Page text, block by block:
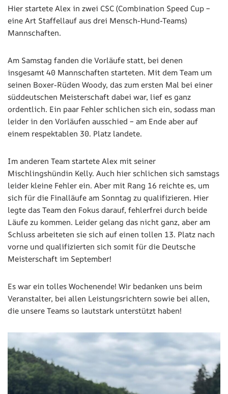
Hier startete Alex in zwei CSC (Combination Speed Cup –
eine Art Staffellauf aus drei Mensch-Hund-Teams)
Mannschaften.
Am Samstag fanden die Vorläufe statt, bei denen
insgesamt 40 Mannschaften starteten. Mit dem Team um
seinen Boxer-Rüden Woody, das zum ersten Mal bei einer
süddeutschen Meisterschaft dabei war, lief es ganz
ordentlich. Ein paar Fehler schlichen sich ein, sodass man
leider in den Vorläufen ausschied – am Ende aber auf
einem respektablen 30. Platz landete.
Im anderen Team startete Alex mit seiner
Mischlingshündin Kelly. Auch hier schlichen sich samstags
leider kleine Fehler ein. Aber mit Rang 16 reichte es, um
sich für die Finalläufe am Sonntag zu qualifizieren. Hier
legte das Team den Fokus darauf, fehlerfrei durch beide
Läufe zu kommen. Leider gelang das nicht ganz, aber am
Schluss arbeiteten sie sich auf einen tollen 13. Platz nach
vorne und qualifizierten sich somit für die Deutsche
Meisterschaft im September!
Es war ein tolles Wochenende! Wir bedanken uns beim
Veranstalter, bei allen Leistungsrichtern sowie bei allen,
die unsere Teams so lautstark unterstützt haben!